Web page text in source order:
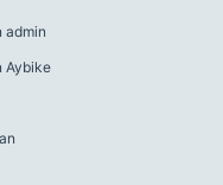
admin
Aybike